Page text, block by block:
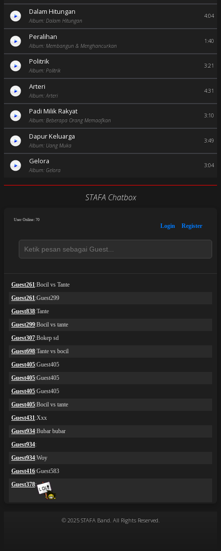
Dalam Hitungan
Album: Dalam Hitungan
4:04
Peralihan
Album: Membangun & Menghancurkan
1:40
Politrik
Album: Politrik
3:21
Arteri
Album: Arteri
4:31
Padi Milik Rakyat
Album: Beberapa Orang Memaafkan
3:10
Dapur Keluarga
Album: Uang Muka
3:49
Gelora
Album: Gelora
3:04
STAFA Chatbox
© 2025 STAFA Band. All Rights Reserved.